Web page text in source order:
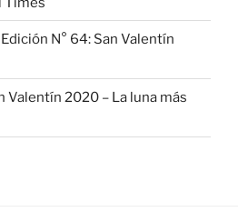
N° 64: San Valentín
Valentín 2020 – La luna más